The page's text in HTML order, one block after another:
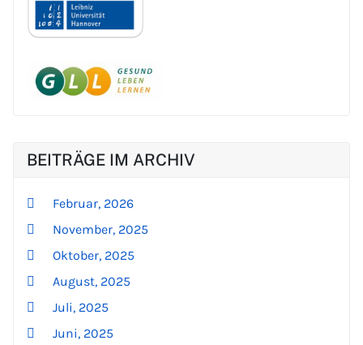
BEITRÄGE IM ARCHIV
Februar, 2026
November, 2025
Oktober, 2025
August, 2025
Juli, 2025
Juni, 2025